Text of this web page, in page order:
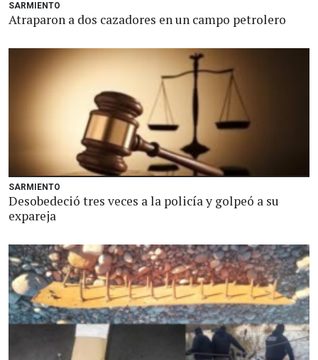
SARMIENTO
Atraparon a dos cazadores en un campo petrolero
SARMIENTO
Desobedeció tres veces a la policía y golpeó a su
expareja